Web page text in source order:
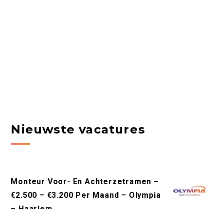
Nieuwste vacatures
Monteur Voor- En Achterzetramen –
€2.500 – €3.200 Per Maand – Olympia